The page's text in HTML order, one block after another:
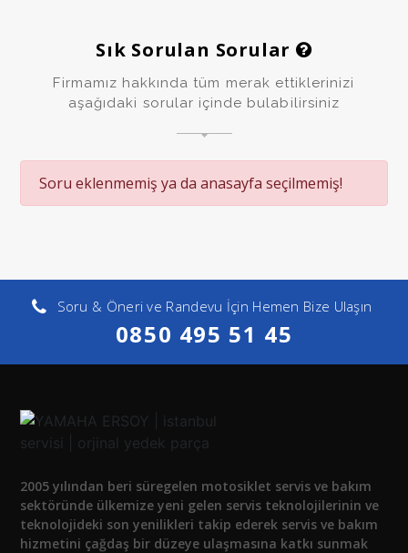
Sık Sorulan Sorular
Firmamız hakkında tüm merak ettiklerinizi
aşağıdaki sorular içinde bulabilirsiniz
Soru eklenmemiş ya da anasayfa seçilmemiş!
Soru & Öneri ve Randevu İçin Hemen Bize Ulaşın
0850 495 51 45
2005 yılından beri süregelen motosiklet servis ve bakım
sektöründe ülkemize yeni gelen servis teknolojilerinin ve
teknolojideki son yenilikleri takip ederek servis ve bakım
hizmetini çağdaş bir düzeye ulaşmasına katkı sunmak